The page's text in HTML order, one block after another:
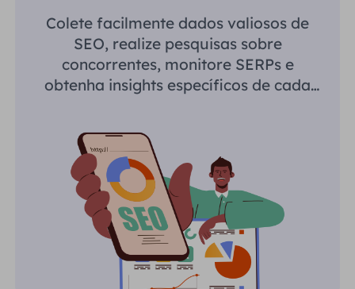
Colete facilmente dados valiosos de
SEO, realize pesquisas sobre
concorrentes, monitore SERPs e
obtenha insights específicos de cada